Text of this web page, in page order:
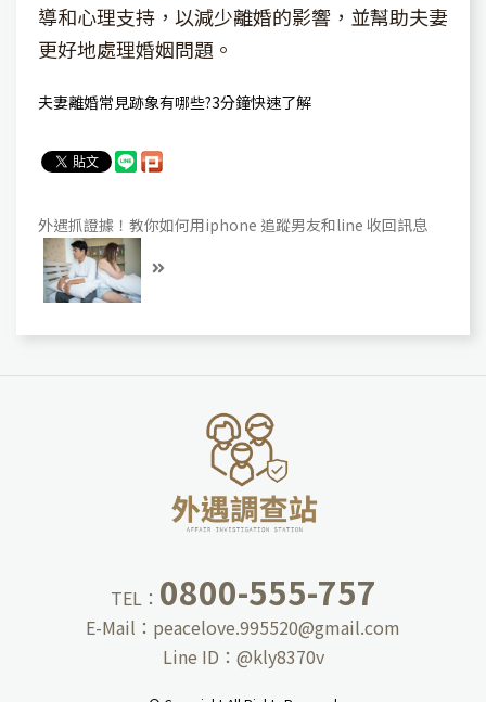
導和心理支持，以減少離婚的影響，並幫助夫妻
更好地處理婚姻問題。
夫妻離婚常見跡象有哪些?3分鐘快速了解
外遇抓證據！教你如何用iphone 追蹤男友和line 收回訊息
TEL： 0800-555-757
E-Mail： peacelove.995520@gmail.com
Line ID： @kly8370v